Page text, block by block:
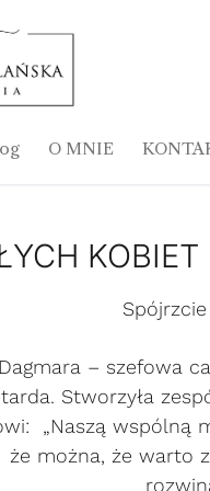
O MNIE
KOBIET
Dagmara – szefowa
Stworzyła
„Naszą wspólną
że można, że warto